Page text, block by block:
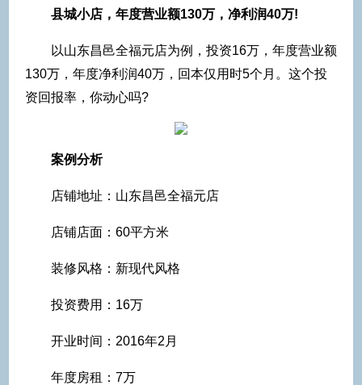
县城小店，年度营业额130万，净利润40万!
以山东昌邑全福元店为例，投资16万，年度营业额
130万，年度净利润40万，回本仅用时5个月。这个投
资回报率，你动心吗?
案例分析
店铺地址：山东昌邑全福元店
店铺店面：60平方米
装修风格：新现代风格
投资费用：16万
开业时间：2016年2月
年度房租：7万